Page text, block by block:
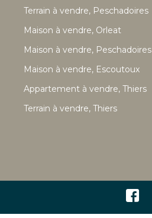
Terrain à vendre, Peschadoires
Maison à vendre, Orleat
Maison à vendre, Peschadoires
Maison à vendre, Escoutoux
Appartement à vendre, Thiers
Terrain à vendre, Thiers